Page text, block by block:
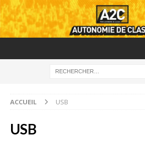
ACCUEIL USB
USB